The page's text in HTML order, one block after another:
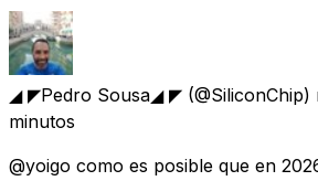
◢ ◤Pedro Sousa◢ ◤
minutos
@yoigo como es posible que en